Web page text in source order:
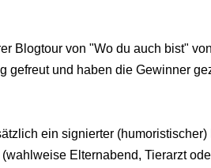
Blogtour von "Wo du auch bist"
gefreut und haben die Gewinner
ein signierter
Elternabend, Tierarzt